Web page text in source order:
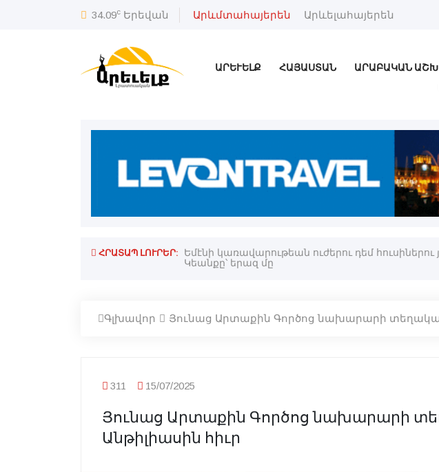
34.09c Երեվան Արևմտահայերեն Արևելահայերեն
ԱՐԵՒԵԼՔ ՀԱՅԱՍՏԱՆ ԱՐԱԲԱԿԱՆ
ՀՐԱՏԱՊ ԼՈՒՐԵՐ: Եմէնի կառավարութեան ուժերու դեմ
Գլխավոր Յունաց Արտաքին Գործոց նախարարի
311 15/07/2025
Յունաց Արտաքին Գործոց նախարարի
Անթիլիասին հիւր